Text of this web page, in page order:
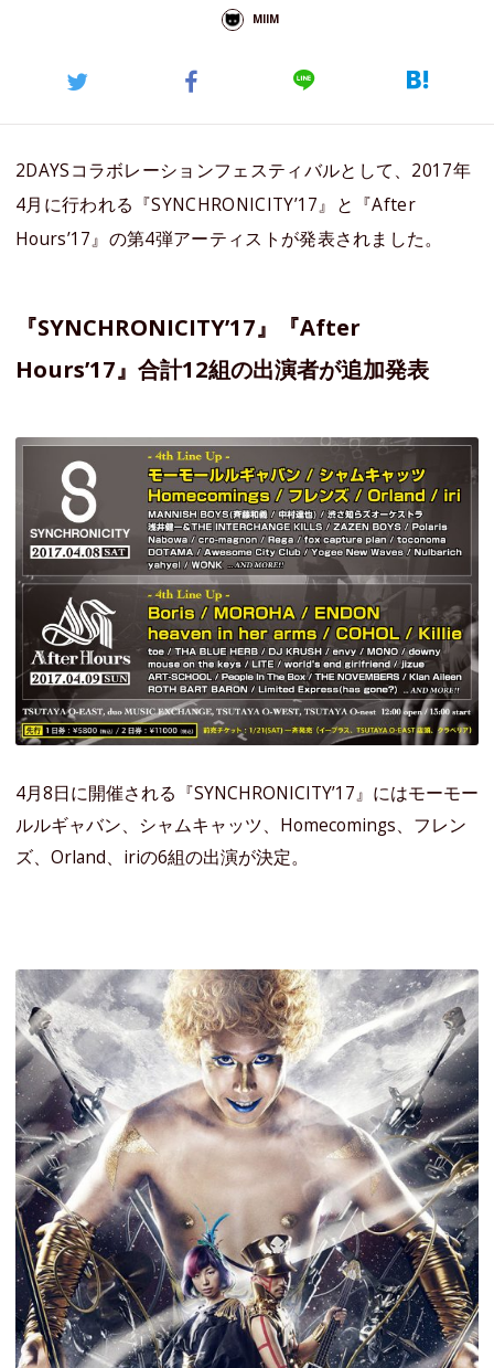
MIIM
2DAYSコラボレーションフェスティバルとして、2017年
4月に行われる『SYNCHRONICITY’17』と『After
Hours’17』の第4弾アーティストが発表されました。
『SYNCHRONICITY’17』『After
Hours’17』合計12組の出演者が追加発表
4月8日に開催される『SYNCHRONICITY’17』にはモーモー
ルルギャバン、シャムキャッツ、Homecomings、フレン
ズ、Orland、iriの6組の出演が決定。